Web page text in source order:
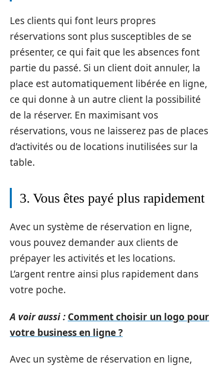
Les clients qui font leurs propres
réservations sont plus susceptibles de se
présenter, ce qui fait que les absences font
partie du passé. Si un client doit annuler, la
place est automatiquement libérée en ligne,
ce qui donne à un autre client la possibilité
de la réserver. En maximisant vos
réservations, vous ne laisserez pas de places
d’activités ou de locations inutilisées sur la
table.
3. Vous êtes payé plus rapidement
Avec un système de réservation en ligne,
vous pouvez demander aux clients de
prépayer les activités et les locations.
L’argent rentre ainsi plus rapidement dans
votre poche.
A voir aussi : Comment choisir un logo pour
votre business en ligne ?
Avec un système de réservation en ligne,